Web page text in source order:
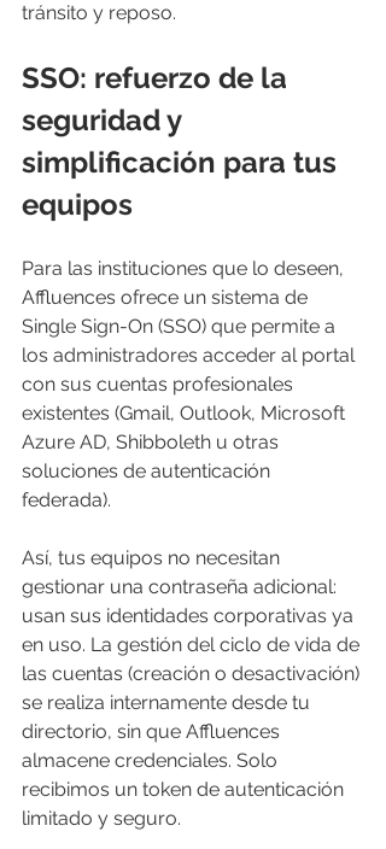
tránsito y reposo.
SSO: refuerzo de la
seguridad y
simplificación para tus
equipos
Para las instituciones que lo deseen,
Affluences ofrece un sistema de
Single Sign-On (SSO) que permite a
los administradores acceder al portal
con sus cuentas profesionales
existentes (Gmail, Outlook, Microsoft
Azure AD, Shibboleth u otras
soluciones de autenticación
federada).
Así, tus equipos no necesitan
gestionar una contraseña adicional:
usan sus identidades corporativas ya
en uso. La gestión del ciclo de vida de
las cuentas (creación o desactivación)
se realiza internamente desde tu
directorio, sin que Affluences
almacene credenciales. Solo
recibimos un token de autenticación
limitado y seguro.